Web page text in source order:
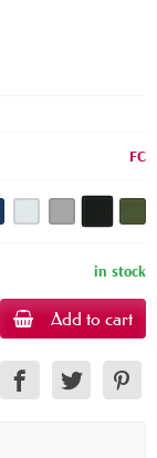
FC
in stock
Add to cart